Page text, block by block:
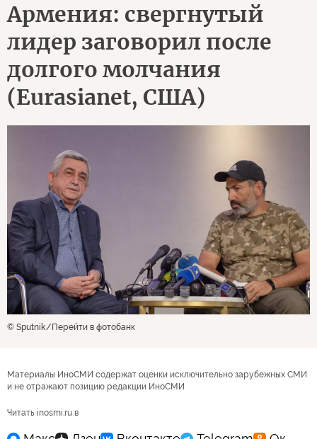
Армения: свергнутый
лидер заговорил после
долгого молчания
(Eurasianet, США)
© Sputnik Перейти в фотобанк
Материалы ИноСМИ содержат оценки исключительно зарубежных СМИ
и не отражают позицию редакции ИноСМИ
Читать inosmi.ru в